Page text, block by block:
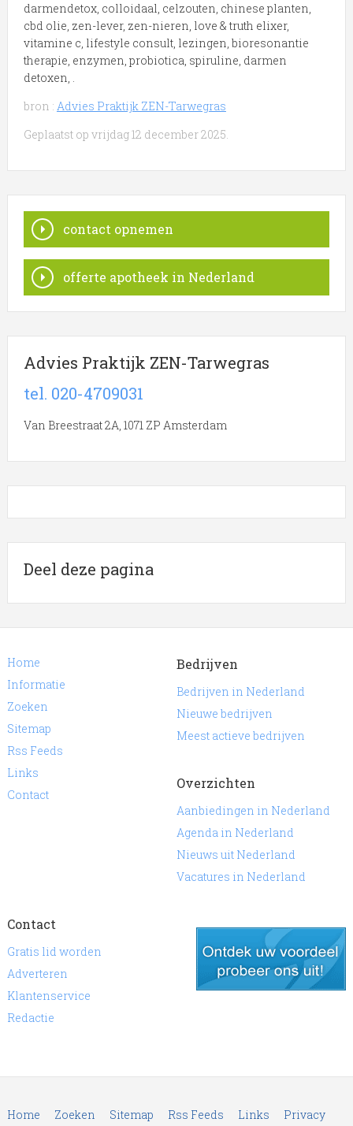
darmendetox, colloidaal, celzouten, chinese planten,
cbd olie, zen-lever, zen-nieren, love & truth elixer,
vitamine c, lifestyle consult, lezingen, bioresonantie
therapie, enzymen, probiotica, spiruline, darmen
detoxen, .
bron : Advies Praktijk ZEN-Tarwegras
Geplaatst op vrijdag 12 december 2025.
contact opnemen
offerte apotheek in Nederland
Advies Praktijk ZEN-Tarwegras
tel. 020-4709031
Van Breestraat 2A, 1071 ZP Amsterdam
Deel deze pagina
Home
Informatie
Zoeken
Sitemap
Rss Feeds
Links
Contact
Bedrijven
Bedrijven in Nederland
Nieuwe bedrijven
Meest actieve bedrijven
Overzichten
Aanbiedingen in Nederland
Agenda in Nederland
Nieuws uit Nederland
Vacatures in Nederland
Contact
Gratis lid worden
Adverteren
Klantenservice
Redactie
Home Zoeken Sitemap Rss Feeds Links Privacy